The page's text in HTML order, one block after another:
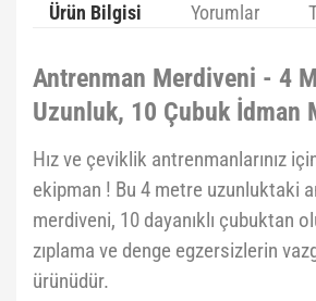
Ürün Bilgisi Yorumlar
Antrenman Merdiveni - 4
Uzunluk, 10 Çubuk İdman
Hız ve çeviklik antrenmanlarınız
ekipman ! Bu 4 metre uzunluktaki
merdiveni, 10 dayanıklı çubuktan
zıplama ve denge egzersizlerin
ürünüdür.